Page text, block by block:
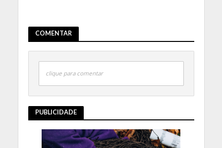
COMENTAR
clique para comentar
PUBLICIDADE